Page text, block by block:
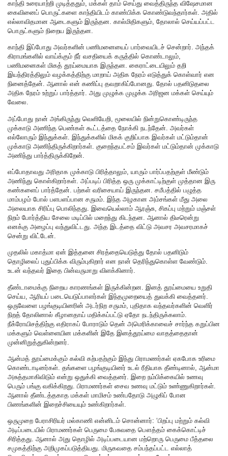
காந்தி உரையாற்றி முடித்ததும், மக்கள் தாம் செய்து வைத்திருந்த விஷேசமான
கைவினைப் பொருட்களை காந்தியிடம் காண்பிக்க கொண்டுவந்தார்கள். அதில்
எல்லாவிதமான ஆடைகளும் இருந்தன. கால்மிதிகளும், தோலால் செய்யப்பட்ட
பொருட்களும் நிறைய இருந்தன.
காந்தி இப்போது அவர்களின் பணிமனையைப் பார்வையிடச் சென்றார். அந்தக்
கிராமங்களில் வாய்க்கும் நீர் வசதியைக் கருத்தில் கொண்டாலும்,
பணிமனைகள் மிகத் தூய்மையாக இருந்தன. கைராட்டையிலும் தறி
இயந்திரத்திலும் வழக்கத்திற்கு மாறாய் அதிக நேரம் எடுத்துக் கொள்வார் என
நினைத்தேன். ஆனால் என் கணிப்பு தவறாகிப்போனது. தோல் பதனிடுதலை
அதிக நேரம் உற்றுப் பார்த்தார். அது முழுக்க முழுக்க அரிஜன மக்கள் செய்யும்
வேலை.
அப்போது நான் அங்கிருந்து வெளியேறி, மூலையில் நின்றுகொண்டிருந்த
முக்காடு அணிந்த பெண்கள் கூட்டத்தை நோக்கி நடந்தேன். அவர்கள்
எல்லோரும் இந்துக்கள். இந்துக்களில் மிகக் குறிப்பாக இவர்கள் மட்டும்தான்
முக்காடு அணிந்திருக்கிறார்கள். குறைந்தபட்சம் இவர்கள் மட்டும்தான் முக்காடு
அணிந்து பார்த்திருக்கிறேன்.
எப்போதாவது அரிதாக முக்காடு பிரித்தாலும், யாரும் பார்ப்பதற்குள் மீண்டும்
அணிந்து கொள்கிறார்கள். அப்படிப் பிரித்த ஒரு முக்காட்டிற்குள் முத்தான இரு
கண்களைப் பார்த்தேன். பற்கள் வரிசையாய் இருந்தன. சமீபத்தில் பழுத்த
மாம்பழம் போல் பளபளப்பான சருமம். இந்த அழகான அம்சங்கள் மீது அலை
அலையாக சிரிப்பு பொலிந்தது. இவையெல்லாம் ஆரஞ்சு, சிகப்பு மற்றும் மஞ்சள்
நிறம் போர்த்திய சேலை மடிப்பில் மறைந்து கிடந்தன. ஆனால் திடீரென்று
எனக்கு அழைப்பு வந்துவிட்டது. அந்த இடத்தை விட்டு அவசர அவசரமாகச்
சென்று விட்டேன்.
முதலில் மகாத்மா ஏன் இத்தனை சிரத்தையெடுத்து தோல் பதனிடும்
தொழிலைப் புதுப்பிக்க விரும்புகிறார் என நான் தெரிந்துகொள்ள வேண்டும்.
உடன் வந்தவர் இதை பின்வருமாறு விளக்கினார்.
தீண்டாமைக்கு நிறைய காரணங்கள் இருக்கின்றன. இனத் தூய்மையை உறுதி
செய்ய, ஆரியப் படையெடுப்பாளர்கள் இந்தமுறையைத் துவக்கி வைத்தனர்.
ஒருவேளை பழங்குடியினரின் அடர்நிற சருமம், புதிதாக வந்தவர்களின் வெளிர்
நிறத் தோலினால் கீழானதாய் மதிக்கப்பட்டு ஏதோ நடந்திருக்கலாம்.‌
நீக்ரோயிசத்திற்கு எதிராகப் போராடும் தென் அமெரிக்காவைச் சார்ந்த கறுப்பின
மக்களும் வெள்ளையின மக்களின் இதே இனத்தூய்மை வாதத்தைதான்
முன்னிறுத்துகின்றனர்.
ஆன்மத் தூய்மைக்கும் கல்வி கற்பதற்கும் இந்து பிராமணர்கள் ஏகபோக உரிமை
கொண்டாடினர்கள். தங்களை பழங்குடியினர் உடல் ரீதியாக தீண்டினால், ஆன்மா
அசுத்தமாகிவிடும் என்று ஒதுக்கி வைத்தனர். இறை நம்பிக்கையில் உணவு
பெரும் பங்கு வகிக்கிறது. பிராமணர்கள் சைவ உணவு மட்டும் உண்ணுகிறார்கள்.
ஆனால் தீண்டத்தகாத மக்கள் மாமிசம் உண்பதோடு அழுகிப் போன
பிணங்களின் இறைச்சியையும் உண்கிறார்கள்.
ஒருமுறை பேராசிரியர் மல்காணி என்னிடம் சொன்னார்: ‘பிறப்பு மற்றும் கல்வி
அடிப்படையில் பிராமணர்கள் பெருமை பேசுவதை பௌத்தம் கைக்கொட்டிச்
சிரித்தது. ஆனால் அது தொழில் அடிப்படையான மற்றொரு பெருமை பீத்தலை
சமுகத்திற்கு அறிமுகப்படுத்தியது. மிருகவதை சம்பந்தப்பட்ட எல்லாத்